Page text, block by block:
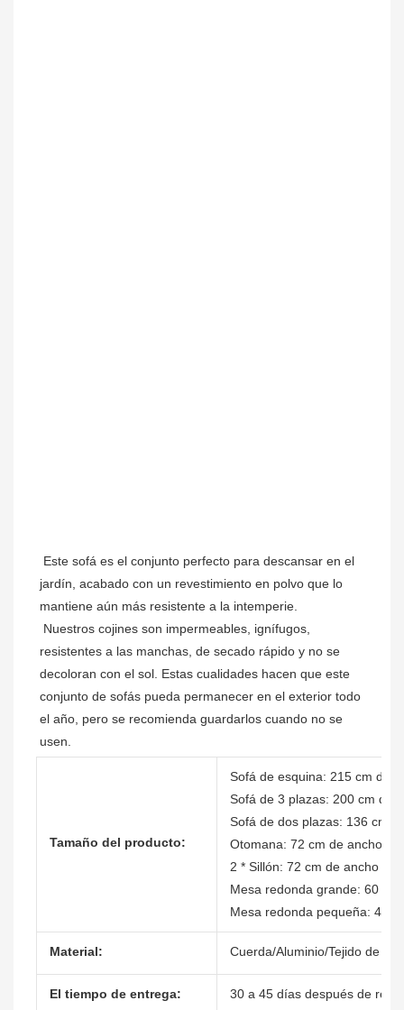
jardín, acabado con un revestimiento en polvo que lo
mantiene aún más resistente a la intemperie.
Nuestros cojines son impermeables, ignífugos,
resistentes a las manchas, de secado rápido y no se
decoloran con el sol. Estas cualidades hacen que este
conjunto de sofás pueda permanecer en el exterior todo
el año, pero se recomienda guardarlos cuando no se
usen.
Tamaño del producto:
Sofá de esquina: 215 cm de
Sofá de 3 plazas: 200 cm de
Sofá de dos plazas: 136 cm
Otomana: 72 cm de ancho x
2 * Sillón: 72 cm de ancho x
Mesa redonda grande: 60
Mesa redonda pequeña: 40
Material: Cuerda/Aluminio/Tejido de
El tiempo de entrega: 30 a 45 días después de